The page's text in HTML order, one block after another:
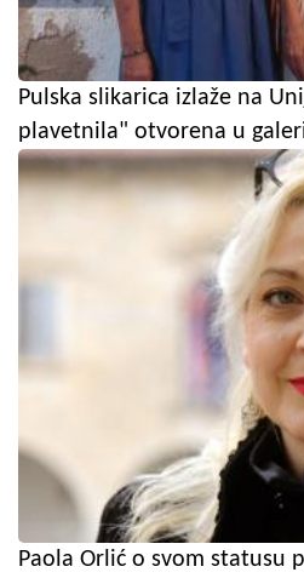
Pulska slikarica izlaže na
plavetnila" otvorena u
Paola Orlić o svom statusu